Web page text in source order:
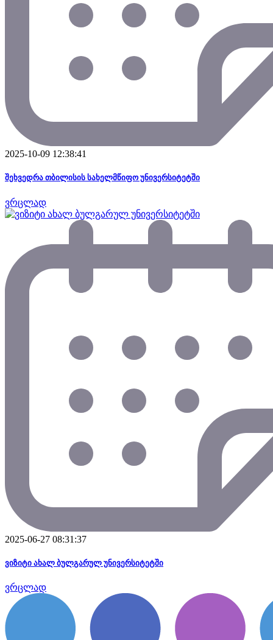
2025-10-09 12:38:41
შეხვედრა თბილისის სახელმწიფო უნივერსიტეტში
ვრცლად
2025-06-27 08:31:37
ვიზიტი ახალ ბულგარულ უნივერსიტეტში
ვრცლად